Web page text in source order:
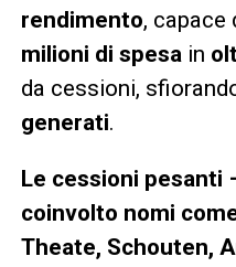
rendimento, capace
milioni di spesa in
da cessioni,
generati.
Le cessioni pesanti
coinvolto nomi
Theate, Schouten,